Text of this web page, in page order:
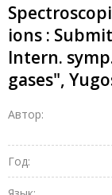
ions :
Intern.
gases",
Автор:
Год: